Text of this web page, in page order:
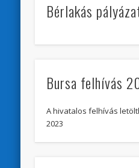
Bérlakás
Bursa felhívás
A hivatalos felhívás
2023